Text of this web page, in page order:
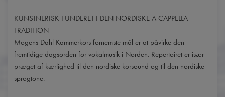
KUNSTNERISK FUNDERET I DEN NORDISKE A CAPPELLA-
TRADITION
Mogens Dahl Kammerkors fornemste mål er at påvirke den
fremtidige dagsorden for vokalmusik i Norden. Repertoiret er især
præget af kærlighed til den nordiske korsound og til den nordiske
sprogtone.